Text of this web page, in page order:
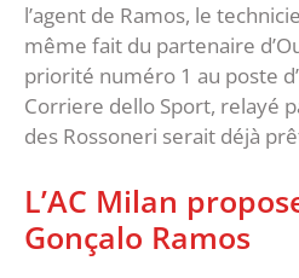
l’agent de Ramos, le
même fait du partenaire
priorité numéro 1 au poste
Corriere dello Sport, relayé
des Rossoneri serait déjà
L’AC Milan
Gonçalo Ramos